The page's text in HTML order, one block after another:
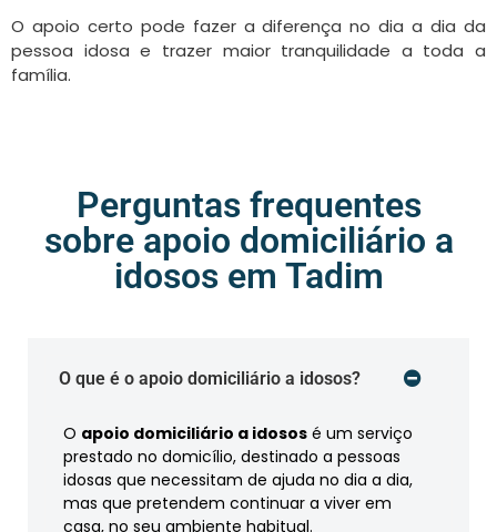
O apoio certo pode fazer a diferença no dia a dia da
pessoa idosa e trazer maior tranquilidade a toda a
família.
Perguntas frequentes
sobre apoio domiciliário a
idosos em Tadim
O que é o apoio domiciliário a idosos?
O apoio domiciliário a idosos é um serviço
prestado no domicílio, destinado a pessoas
idosas que necessitam de ajuda no dia a dia,
mas que pretendem continuar a viver em
casa, no seu ambiente habitual.